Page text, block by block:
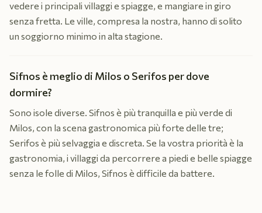
vedere i principali villaggi e spiagge, e mangiare in giro
senza fretta. Le ville, compresa la nostra, hanno di solito
un soggiorno minimo in alta stagione.
Sifnos è meglio di Milos o Serifos per dove
dormire?
Sono isole diverse. Sifnos è più tranquilla e più verde di
Milos, con la scena gastronomica più forte delle tre;
Serifos è più selvaggia e discreta. Se la vostra priorità è la
gastronomia, i villaggi da percorrere a piedi e belle spiagge
senza le folle di Milos, Sifnos è difficile da battere.